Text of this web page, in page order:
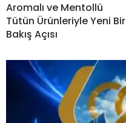
Aromalı ve Mentollü
Tütün Ürünleriyle Yeni Bir
Bakış Açısı